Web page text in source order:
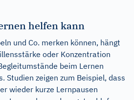
helfen kann
und Co. merken können, hängt
oder Konzentration
beim Lernen
Studien zeigen zum Beispiel, dass
wieder kurze Lernpausen